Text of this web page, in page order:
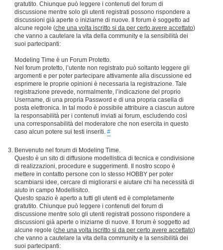
gratutito. Chiunque può leggere i contenuti del forum di
discussione mentre solo gli utenti registrati possono rispondere a
discussioni già aperte o iniziarne di nuove. Il forum è soggetto ad
alcune regole (che una volta iscritto si da per certo avere accettato)
che vanno a cautelare la vita della community e la sensibilità dei
suoi partecipanti:
Modeling Time è un Forum Protetto.
Nel forum protetto, l’utente non registrato può soltanto leggere gli
argomenti e per poter partecipare attivamente alla discussione ed
esprimere le proprie opinioni è necessaria la registrazione. Tale
registrazione prevede, normalmente, l’indicazione del proprio
Username, di una propria Password e di una propria casella di
posta elettronica. In tal modo è possibile attribuire a ciascun autore
la responsabilità per i contenuti inviati ai forum, escludendo così
una corresponsabilità del moderatore che non esercita in questo
caso alcun potere sui testi inseriti. #
Benvenuto nel forum di Modeling Time.
Questo è un sito di diffusione modellistica di tecnica e condivisione
di realizzazioni, procedure e suggerimenti. Il nostro scopo è
mettere in contatto persone con lo stesso HOBBY per poter
scambiarsi idee, cercare di migliorarsi e aiutare chi ha necessità di
aiuto in campo Modellisitco.
Questo spazio è aperto a tutti gli utenti ed è completamente
gratutito. Chiunque può leggere i contenuti del forum di
discussione mentre solo gli utenti registrati possono rispondere a
discussioni già aperte o iniziarne di nuove. Il forum è soggetto ad
alcune regole (che una volta iscritto si da per certo avere accettato)
che vanno a cautelare la vita della community e la sensibilità dei
suoi partecipanti: